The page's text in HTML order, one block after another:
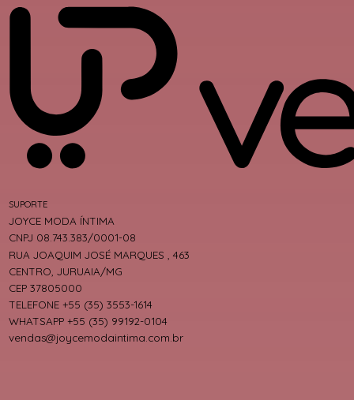
SUPORTE
JOYCE MODA ÍNTIMA
CNPJ 08.743.383/0001-08
RUA JOAQUIM JOSÉ MARQUES , 463
CENTRO, JURUAIA/MG
CEP 37805000
TELEFONE +55 (35) 3553-1614
WHATSAPP +55 (35) 99192-0104
vendas@joycemodaintima.com.br